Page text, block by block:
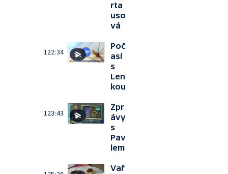
rta
uso
vá
122:34
Poč
así
s
Len
kou
123:43
Zpr
ávy
s
Pav
lem
Vař